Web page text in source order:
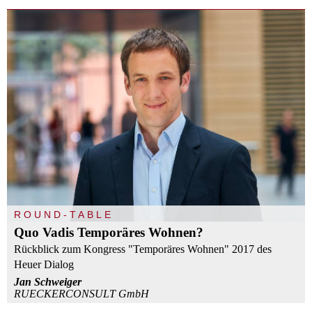
ROUND-TABLE
Quo Vadis Temporäres Wohnen?
Rückblick zum Kongress "Temporäres Wohnen" 2017 des
Heuer Dialog
Jan Schweiger
RUECKERCONSULT GmbH